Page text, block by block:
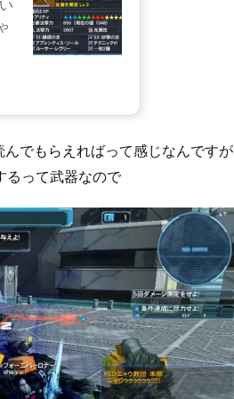
でもらえればって感じなんですが
るって武器なので